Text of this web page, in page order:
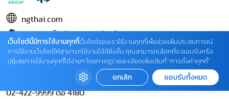
ngthai.com
ในเครือ บริษัท อมรินทร์ คอร์เปอเรชั่นส์ จำกัด (มหาชน)
02 422 9999 ต่อ 4220
ติดต่อแจ้งปัญหาหรือร้องเรียน
02-422-9999 ต่อ 4180
เว็บไซต์นี้มีการใช้งานคุกกี้เว็บไซต์ของเราใช้งานคุกกี้เพื่อช่วยเพิ่มประสบการณ์
การใช้งานเว็บไซต์ให้สามารถใช้งานได้ดียิ่งขึ้น คุณสามารถเลือกที่จะยอมรับหรือ
ปฏิเสธการใช้งานคุกกี้ได้ง่ายๆ โดยการดูรายละเอียดเพิ่มเติมที่ “การตั้งค่าคุกกี้”
ยกเลิก ยอมรับทั้งหมด